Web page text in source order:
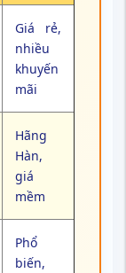
Giá rẻ,
nhiều
khuyến
mãi
Hãng
Hàn,
giá
mềm
Phổ
biến,